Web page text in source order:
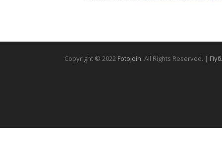
Copyright © 2022 FotoJoin. All Rights Reserved. |